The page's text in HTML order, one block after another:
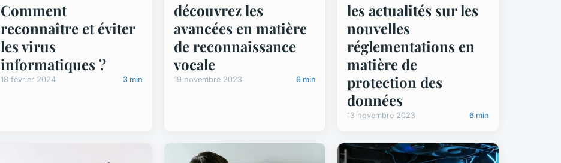
Comment
reconnaître et éviter
les virus
informatiques ?
18 février 2024 3 min
découvrez les
avancées en matière
de reconnaissance
vocale
19 novembre 2023 6 min
les actualités sur les
nouvelles
réglementations en
matière de
protection des
données
13 novembre 2023 6 min